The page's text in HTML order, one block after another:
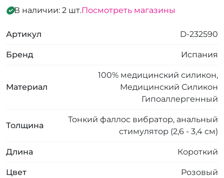
В наличии: 2 шт.Посмотреть магазины
Артикул D-232590
Бренд Испания
Материал
100% медицинский силикон,
Медицинский Силикон
Гипоаллергенный
Толщина
Тонкий фаллос вибратор, анальный
стимулятор (2,6 - 3,4 см)
Длина Короткий
Цвет Розовый